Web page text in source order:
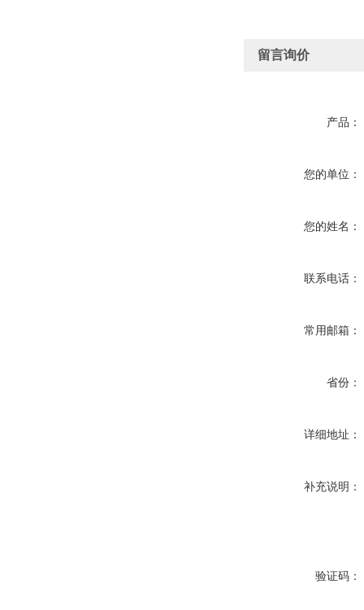
留言询价
产品：
您的单位：
您的姓名：
联系电话：
常用邮箱：
省份：
详细地址：
补充说明：
验证码：